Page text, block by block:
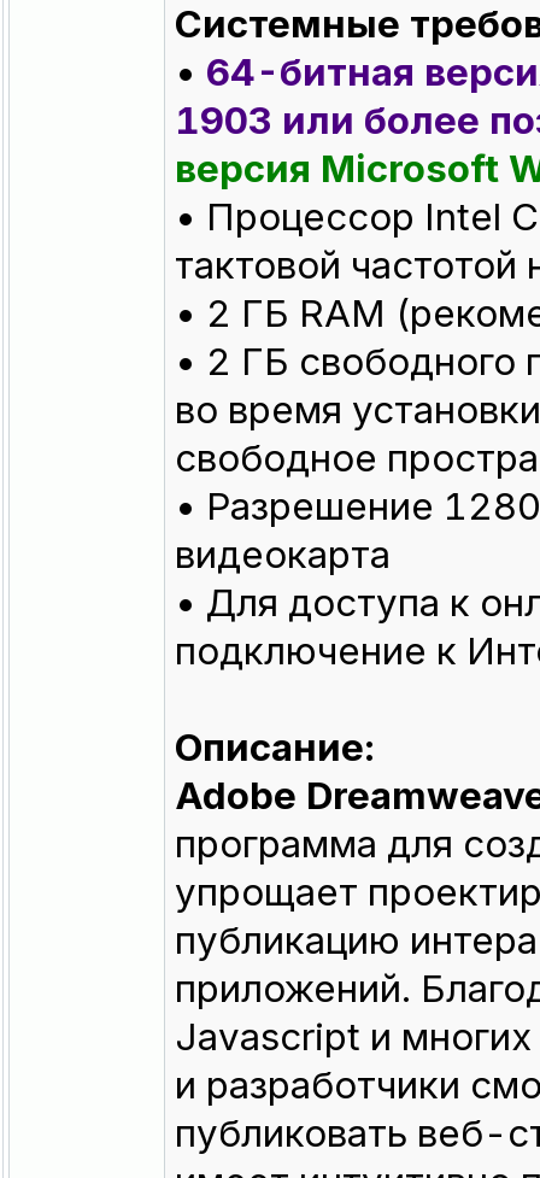
Системные
• 64-битная
1903 или более
версия Microsoft
• Процессор Intel
тактовой
• 2 ГБ RAM
• 2 ГБ свободного
во время
свободное
• Разрешение
видеокарта
• Для доступа к
подключение к
Описание:
Adobe
программа для
упрощает
публикацию
приложений.
Javascript и
и разработчики
публиковать веб-